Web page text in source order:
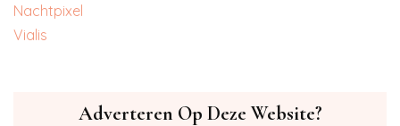
‎Nachtpixel
‎Vialis
Adverteren Op Deze Website?